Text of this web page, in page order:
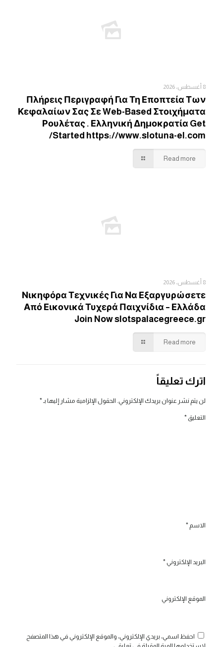
8 أغسطس، 2026
Πλήρεις Περιγραφή Για Τη Εποπτεία Των
Κεφαλαίων Σας Σε Web-Based Στοιχήματα
Ρουλέτας . Ελληνική Δημοκρατία Get
Started https://www.slotuna-el.com/
Read more
8 أغسطس، 2026
Νικηφόρα Τεχνικές Για Να Εξαργυρώσετε
Από Εικονικά Τυχερά Παιχνίδια – Ελλάδα
Join Now slotspalacegreece.gr
Read more
اترك تعليقاً
لن يتم نشر عنوان بريدك الإلكتروني. الحقول الإلزامية مشار إليها بـ*
التعليق*
الاسم *
البريد الإلكتروني*
الموقع الإلكتروني
احفظ اسمي، بريدي الإلكتروني، والموقع الإلكتروني في هذا المتصفح